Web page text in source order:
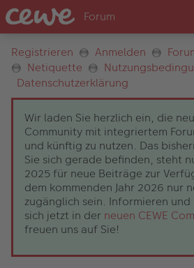
Registrieren Anmelden
Netiquette
Datenschutzerklärung
Wir laden Sie herzlich ein, die
Community mit integriertem
und künftig zu nutzen. Das
Sie sich gerade befinden, steht
2025 für neue Beiträge zur
dem kommenden Jahr 2026 nur
zugänglich sein. Informieren
sich jetzt in der neuen CEWE
freuen uns auf Sie!